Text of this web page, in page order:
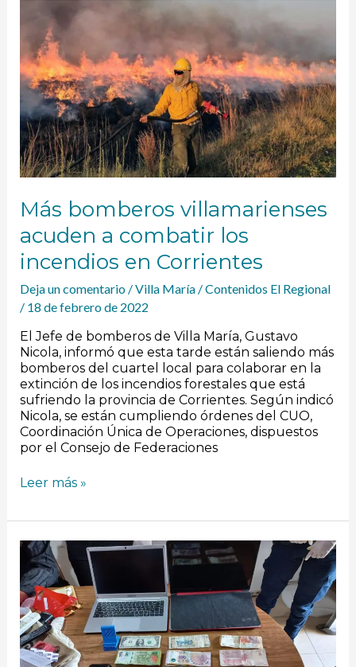
Más bomberos villamarienses
acuden a combatir los
incendios en Corrientes
Deja un comentario /Villa María/Contenidos El Regional
/ 18 de febrero de 2022
El Jefe de bomberos de Villa María, Gustavo
Nicola, informó que esta tarde están saliendo más
bomberos del cuartel local para colaborar en la
extinción de los incendios forestales que está
sufriendo la provincia de Corrientes. Según indicó
Nicola, se están cumpliendo órdenes del CUO,
Coordinación Única de Operaciones, dispuestos
por el Consejo de Federaciones
bomberos
villamarienses
acuden
a
combatir
incendios
en
Corrientes
Leer más »
Caso
Zoe:
Los
nuevos
detenidos
y
más
allanamientos